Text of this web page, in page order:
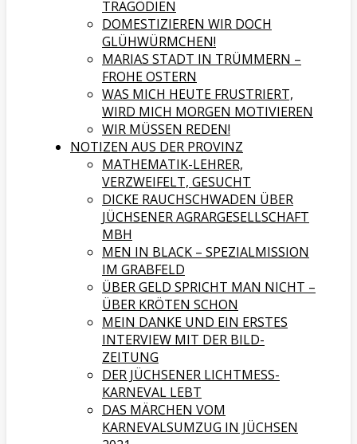
TRAGÖDIEN
DOMESTIZIEREN WIR DOCH
GLÜHWÜRMCHEN!
MARIAS STADT IN TRÜMMERN –
FROHE OSTERN
WAS MICH HEUTE FRUSTRIERT,
WIRD MICH MORGEN MOTIVIEREN
WIR MÜSSEN REDEN!
NOTIZEN AUS DER PROVINZ
MATHEMATIK-LEHRER,
VERZWEIFELT, GESUCHT
DICKE RAUCHSCHWADEN ÜBER
JÜCHSENER AGRARGESELLSCHAFT
MBH
MEN IN BLACK – SPEZIALMISSION
IM GRABFELD
ÜBER GELD SPRICHT MAN NICHT –
ÜBER KRÖTEN SCHON
MEIN DANKE UND EIN ERSTES
INTERVIEW MIT DER BILD-
ZEITUNG
DER JÜCHSENER LICHTMESS-
KARNEVAL LEBT
DAS MÄRCHEN VOM
KARNEVALSUMZUG IN JÜCHSEN